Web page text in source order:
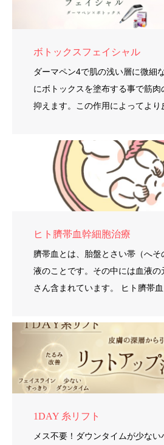
ボトックスフェイシャル
ダーマペン4で肌の浅い層に微細
にボトックスを塗布する事で筋
抑えます。この作用によってより
ヒト臍帯血幹細胞治療
臍帯血とは、胎盤とさい帯（へそ
液のことです。その中には血液の
さん含まれています。 ヒト臍帯血
1DAY 糸リフト
メス不要！ダウンタイムが少な